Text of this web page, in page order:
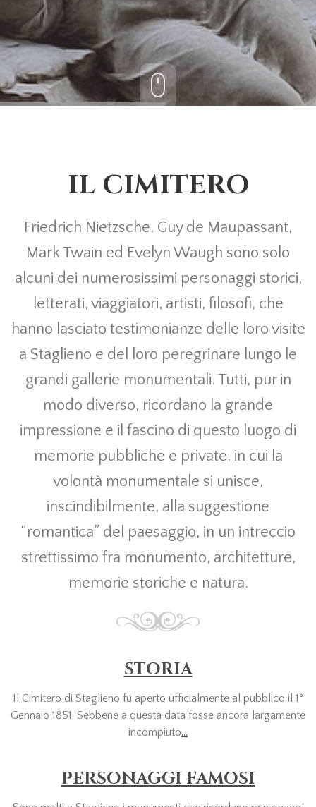
IL CIMITERO
Friedrich Nietzsche, Guy de Maupassant,
Mark Twain ed Evelyn Waugh sono solo
alcuni dei numerosissimi personaggi storici,
letterati, viaggiatori, artisti, filosofi, che
hanno lasciato testimonianze delle loro visite
a Staglieno e del loro peregrinare lungo le
grandi gallerie monumentali. Tutti, pur in
modo diverso, ricordano la grande
impressione e il fascino di questo luogo di
memorie pubbliche e private, in cui la
volontà monumentale si unisce,
inscindibilmente, alla suggestione
“romantica” del paesaggio, in un intreccio
strettissimo fra monumento, architetture,
memorie storiche e natura.
STORIA
Il Cimitero di Staglieno fu aperto ufficialmente al pubblico il 1°
Gennaio 1851. Sebbene a questa data fosse ancora largamente
incompiuto...
PERSONAGGI FAMOSI